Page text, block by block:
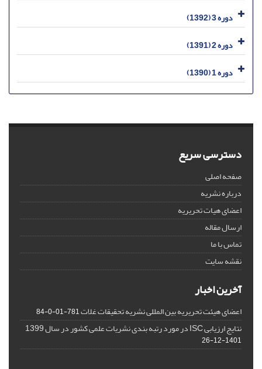
دوره 3 (1392)
دوره 2 (1391)
دوره 1 (1390)
دسترسی سریع
صفحه اصلی
درباره نشریه
اعضای هیات تحریریه
ارسال مقاله
تماس با ما
نقشه سایت
آخرین اخبار
اعضای هیئت تحریریه بین المللی نشریه تحقیقات غلات781-01-0-84
نتایج ارزیابی ISC در مورد رتبه بندی نشریات علمی کشور در سال 1399
1401-12-26